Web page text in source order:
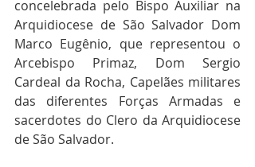
concelebrada pelo Bispo Auxiliar na
Arquidiocese de São Salvador Dom
Marco Eugênio, que representou o
Arcebispo Primaz, Dom Sergio
Cardeal da Rocha, Capelães militares
das diferentes Forças Armadas e
sacerdotes do Clero da Arquidiocese
de São Salvador.